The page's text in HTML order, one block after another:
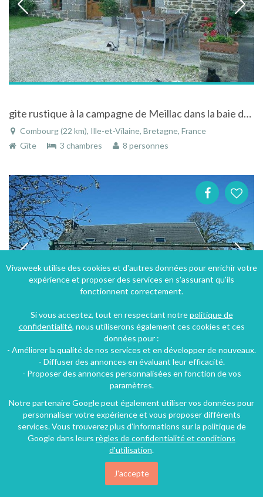
gite rustique à la campagne de Meillac dans la baie du Mt St Michel
Combourg (22 km), Ille-et-Vilaine, Bretagne, France
Gîte
3 chambres 8 personnes
Ducey (22 km), Manche, Basse-Normandie, Normandie, France
100€
Vivaweek utilise des cookies et d'autres données pour enrichir votre
expérience et proposer des services en s'assurant qu'ils
fonctionnent correctement.
Si vous acceptez, tout en respectant notrepolitique de
confidentialité, nous utiliserons également ces cookies et ces
données pour :
- Améliorer la qualité de nos services et en développer de nouveaux.
- Diffuser des annonces en évaluant leur efficacité.
- Proposer des annonces personnalisées en fonction de vos
paramètres.
Notre partenaire Google peut également utiliser vos données pour
personnaliser votre expérience et vous proposer différents
services. Vous trouverez plus d'informations sur la politique de
Google dans leurs règles de confidentialité et conditions
d'utilisation.
J'accepte